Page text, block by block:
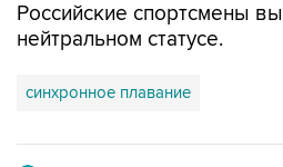
Российские спортсмены
нейтральном статусе.
синхронное плавание